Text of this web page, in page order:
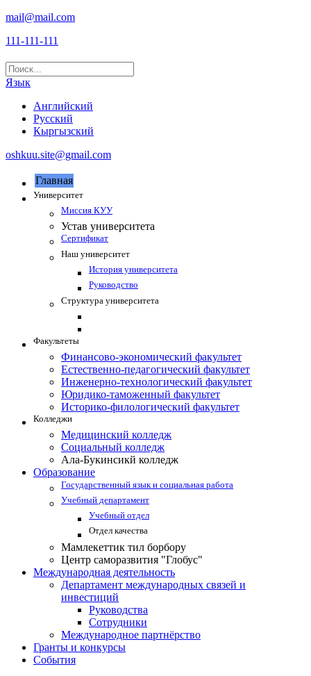
mail@mail.com
111-111-111
Язык
Английский
Русский
Кыргызский
oshkuu.site@gmail.com
Главная
Университет
Миссия КУУ
Устав университета
Сертификат
Наш университет
История университета
Руководство
Структура университета
Факультеты
Финансово-экономический факультет
Естественно-педагогический факультет
Инженерно-технологический факультет
Юридико-таможенный факультет
Историко-филологический факультет
Колледжи
Медицинский колледж
Социальный колледж
Ала-Букинсикй колледж
Образование
Государственный язык и социальная работа
Учебный департамент
Учебный отдел
Отдел качества
Мамлекеттик тил борбору
Центр саморазвития "Глобус"
Международная деятельность
Департамент международных связей и
инвестиций
Руководства
Сотрудники
Международное партнёрство
Гранты и конкурсы
События